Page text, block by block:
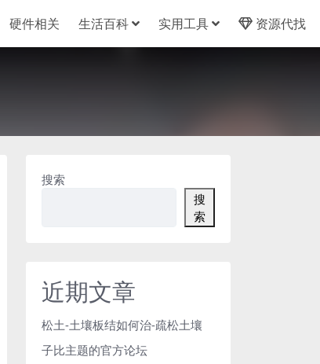
硬件相关 生活百科 实用工具 资源代找
搜索
搜
索
近期文章
松土-土壤板结如何治-疏松土壤
子比主题的官方论坛